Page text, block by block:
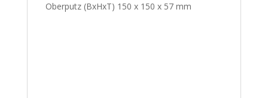
Oberputz (BxHxT) 150 x 150 x 57 mm